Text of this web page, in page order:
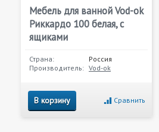
Мебель для ванной Vod-ok
Риккардо 100 белая, с
ящиками
Страна:
Россия
Производитель: Vod-ok
В корзину Сравнить